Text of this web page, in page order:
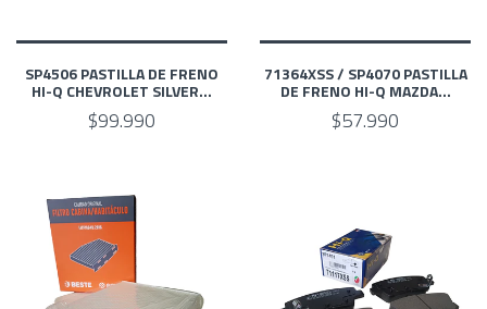
SP4506 PASTILLA DE FRENO
HI-Q CHEVROLET SILVER...
$99.990
71364XSS / SP4070 PASTILLA
DE FRENO HI-Q MAZDA...
$57.990